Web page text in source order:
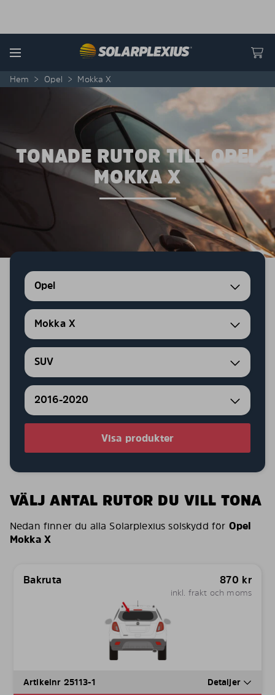
Menu
Hem > Opel > Mokka X
TONADE RUTOR TILL OPEL
MOKKA X
Opel
Mokka X
SUV
2016-2020
Visa produkter
VÄLJ ANTAL RUTOR DU VILL TONA
Nedan finner du alla Solarplexius solskydd för Opel
Mokka X
Bakruta 870 kr
inkl. frakt och moms
Artikelnr 25113-1 Detaljer